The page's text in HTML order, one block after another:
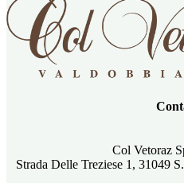
Col Vetoraz
Strada Delle Treziese 1, 31049